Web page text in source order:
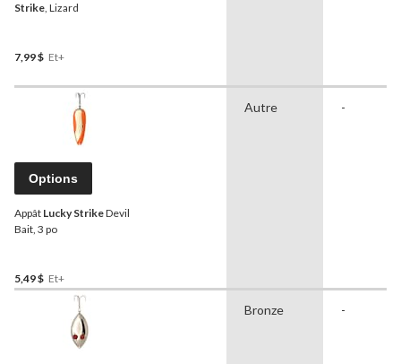
Strike, Lizard
7,99 $ Et+
Options
Appât Lucky StrikeDevil
Bait, 3 po
5,49 $ Et+
Autre -
Bronze -